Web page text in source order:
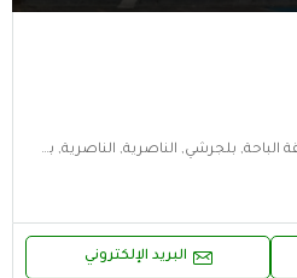
المملكة العربية السعودية, منطقة الباحة, بلجرشي, الناصرية, الناصرية, بلجرشي, منطقة الباحة
البريد الإلكتروني